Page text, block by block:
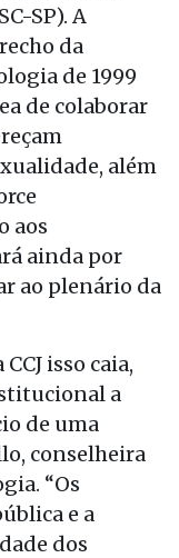
SP). A
da
de 1999
de colaborar
além
aos
ainda por
ao plenário da
isso caia,
a
de uma
conselheira
“Os
e a
dos